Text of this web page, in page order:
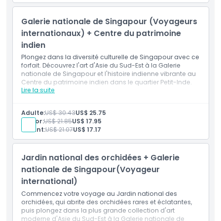
Emplacement
Comment s'y rendre
Comment échanger
œuvres d'art régionales et internationales.
Galerie nationale de Singapour (Voyageurs
internationaux) + Centre du patrimoine
indien
Plongez dans la diversité culturelle de Singapour avec ce
forfait. Découvrez l'art d'Asie du Sud-Est à la Galerie
nationale de Singapour et l'histoire indienne vibrante au
Centre du patrimoine indien dans le quartier Petit-Inde.
Lire la suite
Inclus
nationale de Singapour.
Ensuite, explorez l'histoire indienne vibrante au Centre
du patrimoine indien dans le quartier Petit-Inde.
Adulte:US$ 30.43US$ 25.75
Sénior:US$ 21.85US$ 17.95
Enfant:US$ 21.07US$ 17.17
Jardin national des orchidées + Galerie
nationale de Singapour(Voyageur
international)
Commencez votre voyage au Jardin national des
orchidées, qui abrite des orchidées rares et éclatantes,
puis plongez dans la plus grande collection d'art
moderne d'Asie du Sud-Est à la Galerie nationale de